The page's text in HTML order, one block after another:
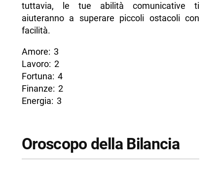
tuttavia, le tue abilità comunicative ti
aiuteranno a superare piccoli ostacoli con
facilità.
Amore: 3
Lavoro: 2
Fortuna: 4
Finanze: 2
Energia: 3
Oroscopo della Bilancia